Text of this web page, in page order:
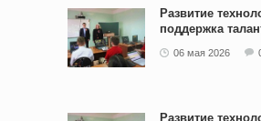
Развитие
поддержка
06 мая 2026
Развитие